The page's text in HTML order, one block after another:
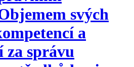
svých
a
za správu